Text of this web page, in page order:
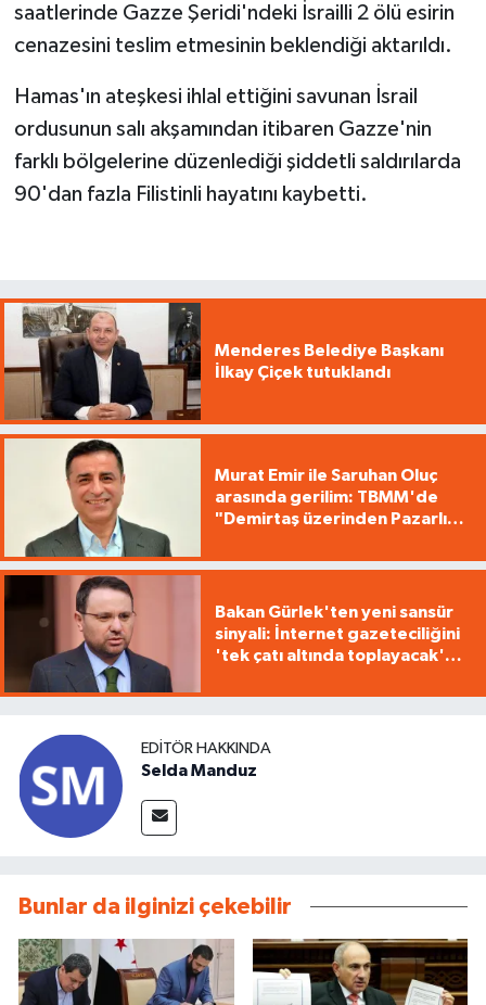
saatlerinde Gazze Şeridi'ndeki İsrailli 2 ölü esirin
cenazesini teslim etmesinin beklendiği aktarıldı.
Hamas'ın ateşkesi ihlal ettiğini savunan İsrail
ordusunun salı akşamından itibaren Gazze'nin
farklı bölgelerine düzenlediği şiddetli saldırılarda
90'dan fazla Filistinli hayatını kaybetti.
Menderes Belediye Başkanı
İlkay Çiçek tutuklandı
Murat Emir ile Saruhan Oluç
arasında gerilim: TBMM'de
"Demirtaş üzerinden Pazarlık
Bakan Gürlek'ten yeni sansür
sinyali: İnternet gazeteciliğini
'tek çatı altında toplayacak'
EDITÖR HAKKINDA
Selda Manduz
Bunlar da ilginizi çekebilir